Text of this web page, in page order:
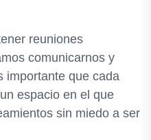
reuniones
comunicarnos y
importante que cada
espacio en el que
sin miedo a ser